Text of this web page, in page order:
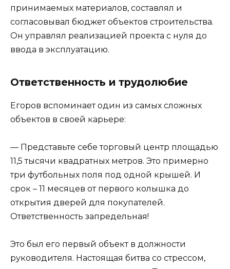
принимаемых материалов, составлял и
согласовывал бюджет объектов строительства.
Он управлял реализацией проекта с нуля до
ввода в эксплуатацию.
Ответственность и трудолюбие
Егоров вспоминает один из самых сложных
объектов в своей карьере:
— Представьте себе торговый центр площадью
11,5 тысячи квадратных метров. Это примерно
три футбольных поля под одной крышей. И
срок – 11 месяцев от первого колышка до
открытия дверей для покупателей.
Ответственность запредельная!
Это был его первый объект в должности
руководителя. Настоящая битва со стрессом,